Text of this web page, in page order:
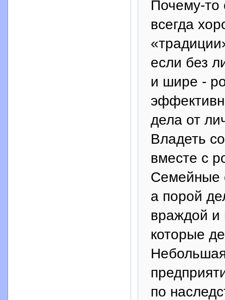
Почему-то
всегда
если без
и шире -
дела от
Владеть
вместе с
Семейные
а порой
враждой и
которые
по